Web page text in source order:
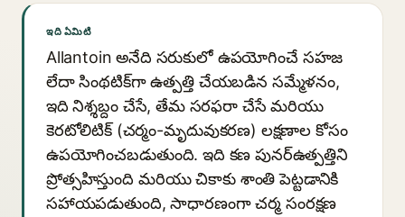
ఇది ఏమిటి
Allantoin అనేది సరుకులో ఉపయోగించే సహజ
లేదా సింథటిక్‌గా ఉత్పత్తి చేయబడిన సమ్మేళనం,
ఇది నిశ్శబ్దం చేసే, తేమ సరఫరా చేసే మరియు
కెరటోలిటిక్ (చర్మం-మృదువుకరణ) లక్షణాల కోసం
ఉపయోగించబడుతుంది. ఇది కణ పునర్ఉత్పత్తిని
ప్రోత్సహిస్తుంది మరియు చికాకు శాంతి పెట్టడానికి
సహాయపడుతుంది, సాధారణంగా చర్మ సంరక్షణ